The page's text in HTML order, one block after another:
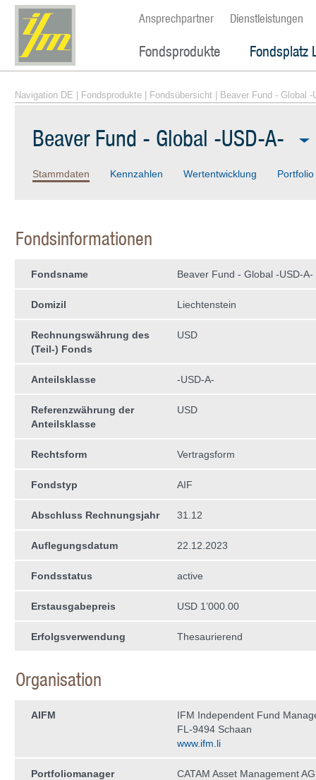
Ansprechpartner Dienstleistungen
Fondsprodukte Fondsplatz
Navigation DE Fondsprodukte Fondsübersicht | Beaver Fund - Global -
Beaver Fund - Global -USD-A-
Stammdaten Kennzahlen Wertentwicklung Portfolio
Fondsinformationen
Fondsname Beaver Fund - Global -USD-A-
Domizil Liechtenstein
Rechnungswährung des
(Teil-) Fonds
USD
Anteilsklasse -USD-A-
Referenzwährung der
Anteilsklasse
USD
Rechtsform Vertragsform
Fondstyp AIF
Abschluss Rechnungsjahr 31.12
Auflegungsdatum 22.12.2023
Fondsstatus active
Erstausgabepreis USD 1’000.00
Erfolgsverwendung Thesaurierend
Organisation
AIFM
IFM Independent Fund
FL-9494 Schaan
www.ifm.li
Portfoliomanager
CATAM Asset Management AG